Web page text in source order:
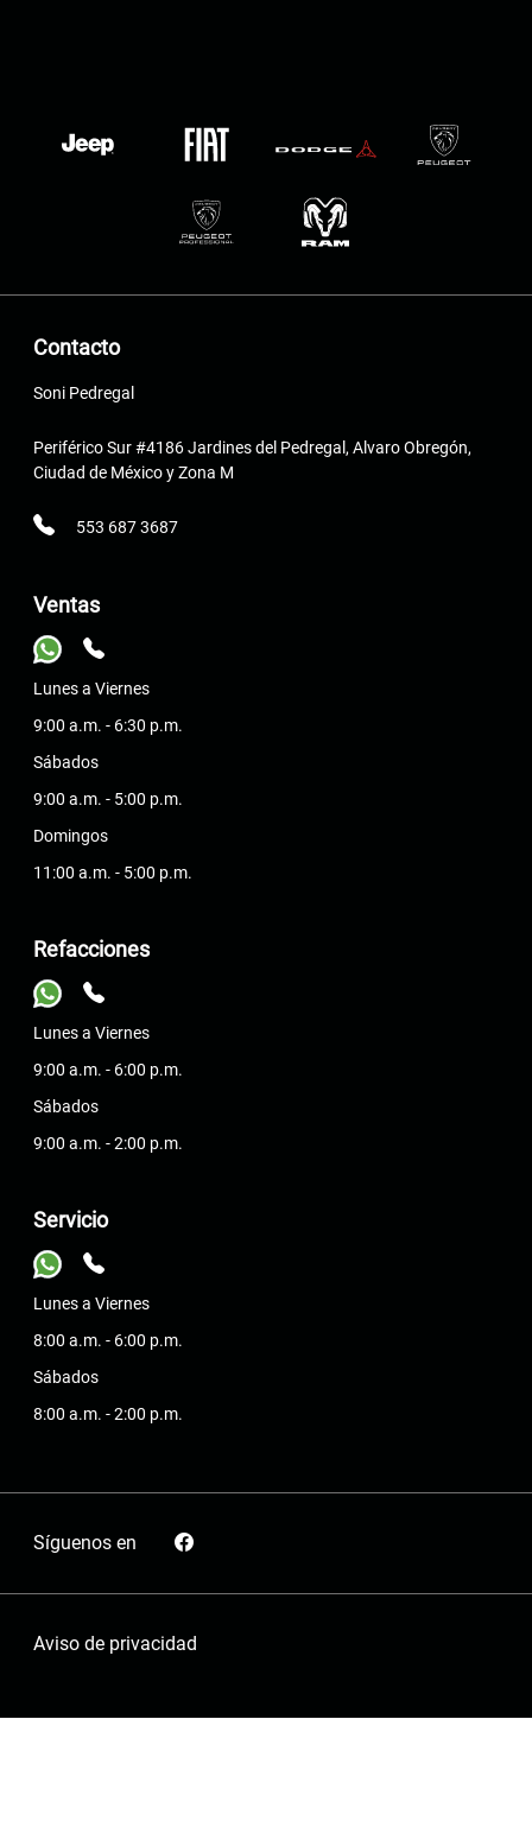
Contacto
Soni Pedregal
Periférico Sur #4186 Jardines del Pedregal, Alvaro Obregón,
Ciudad de México y Zona M
553 687 3687
Ventas
Lunes a Viernes
9:00 a.m. - 6:30 p.m.
Sábados
9:00 a.m. - 5:00 p.m.
Domingos
11:00 a.m. - 5:00 p.m.
Refacciones
Lunes a Viernes
9:00 a.m. - 6:00 p.m.
Sábados
9:00 a.m. - 2:00 p.m.
Servicio
Lunes a Viernes
8:00 a.m. - 6:00 p.m.
Sábados
8:00 a.m. - 2:00 p.m.
Síguenos en
Aviso de privacidad